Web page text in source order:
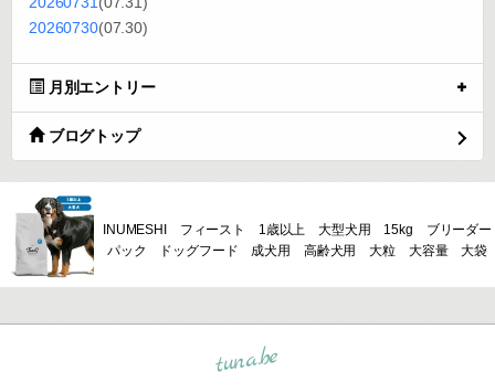
20260730(07.30)
月別エントリー
ブログトップ
INUMESHI フィースト 1歳以上 大型犬用 15kg ブリーダー
パック ドッグフード 成犬用 高齢犬用 大粒 大容量 大袋
tuna.be